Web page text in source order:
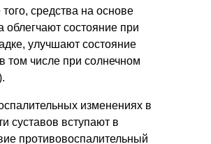
средства на основе
облегчают состояние при
улучшают состояние
том числе при солнечном
изменениях в
суставов вступают в
противовоспалительный